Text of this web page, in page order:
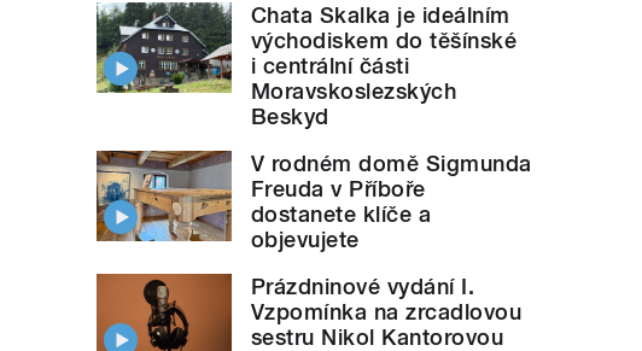
Chata Skalka je ideálním
východiskem do těšínské
i centrální části
Moravskoslezských
Beskyd
V rodném domě Sigmunda
Freuda v Příboře
dostanete klíče a
objevujete
Prázdninové vydání I.
Vzpomínka na zrcadlovou
sestru Nikol Kantorovou